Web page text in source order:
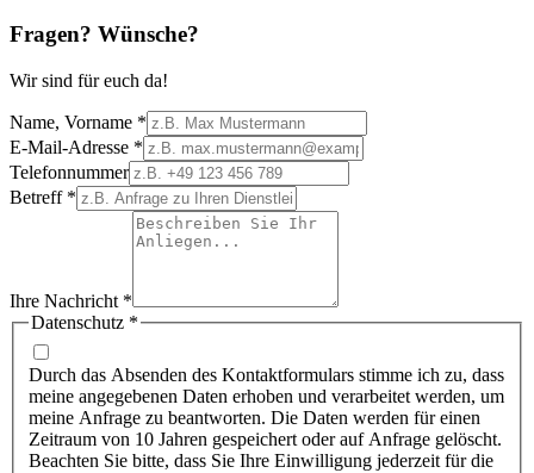
Fragen? Wünsche?
Wir sind für euch da!
Name, Vorname *
E-Mail-Adresse *
Telefonnummer
Betreff*
Ihre Nachricht *
Datenschutz *
Durch das Absenden des Kontaktformulars stimme ich zu, dass
meine angegebenen Daten erhoben und verarbeitet werden, um
meine Anfrage zu beantworten. Die Daten werden für einen
Zeitraum von 10 Jahren gespeichert oder auf Anfrage gelöscht.
Beachten Sie bitte, dass Sie Ihre Einwilligung jederzeit für die